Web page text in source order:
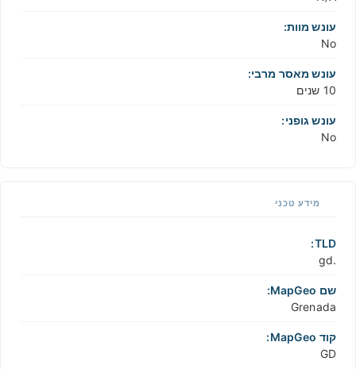
עונש מוות:
No
עונש מאסר מרבי:
10 שנים
עונש גופני:
No
מידע טכני
TLD:
.gd
שם MapGeo:
Grenada
קוד MapGeo:
GD